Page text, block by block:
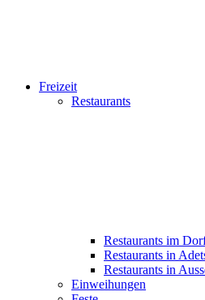
Freizeit
Restaurants
Restaurants im
Restaurants in
Restaurants in
Einweihungen